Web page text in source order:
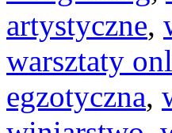
artystyczne,
warsztaty
egzotyczna,